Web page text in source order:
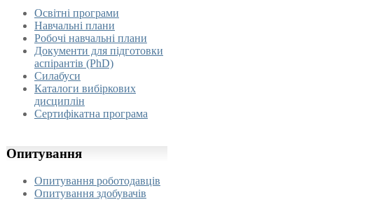
Освітні програми
Навчальні плани
Робочі навчальні плани
Документи для підготовки
аспірантів (PhD)
Силабуси
Каталоги вибіркових
дисциплін
Сертифікатна програма
Опитування
Опитування роботодавців
Опитування здобувачів